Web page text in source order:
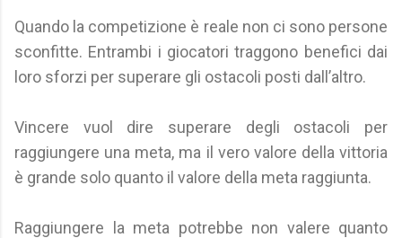
Quando la competizione è reale non ci sono persone
sconfitte. Entrambi i giocatori traggono benefici dai
loro sforzi per superare gli ostacoli posti dall’altro.
Vincere vuol dire superare degli ostacoli per
raggiungere una meta, ma il vero valore della vittoria
è grande solo quanto il valore della meta raggiunta.
Raggiungere la meta potrebbe non valere quanto